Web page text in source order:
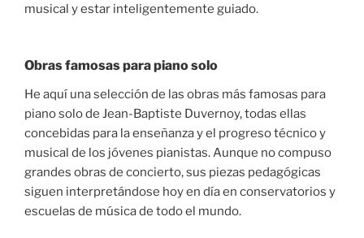
musical y estar inteligentemente guiado.
Obras famosas para piano solo
He aquí una selección de las obras más famosas para
piano solo de Jean-Baptiste Duvernoy, todas ellas
concebidas para la enseñanza y el progreso técnico y
musical de los jóvenes pianistas. Aunque no compuso
grandes obras de concierto, sus piezas pedagógicas
siguen interpretándose hoy en día en conservatorios y
escuelas de música de todo el mundo.